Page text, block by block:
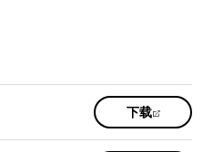
下载(opens
in
a